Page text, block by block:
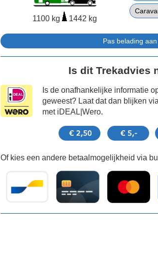
1100 kg 1442 kg
Is dit Trekadvies
Is de onafhankelijke informatie
geweest? Laat dat dan blijken
met iDEAL|Wero.
Of kies een andere betaalmogelijkheid via